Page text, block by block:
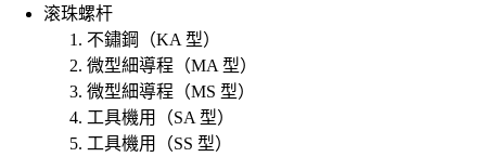
滚珠螺杆
不鏽鋼（KA 型）
微型細導程（MA 型）
微型細導程（MS 型）
工具機用（SA 型）
工具機用（SS 型）